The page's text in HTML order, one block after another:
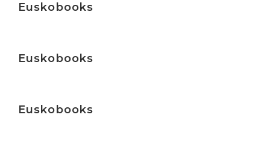
Euskobooks
Euskobooks
Euskobooks